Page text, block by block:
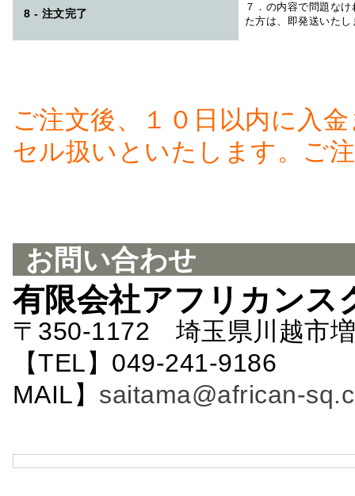
8 - 注文完了
７．の内容で問題な
た方は、即発送いたし
ご注文後、１０日以内に入
セル扱いといたします。ご
お問い合わせ
有限会社アフリカンス
〒350-1172 埼玉県川越市
【TEL】049-241-
MAIL】 saitama@african-